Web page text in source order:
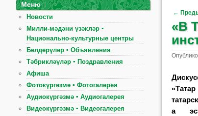
←
«В
а
Меню
Новости
Милли-мәдәни үзәкләр ▪
Национально-культурные центры
Белдерүләр ▪ Объявления
Тәбрикләүләр ▪ Поздравления
Афиша
Фотокүргәзмә ▪ Фотогалерея
Аудиокүргәзмә ▪ Аудиогалерея
Видеокүргәзмә ▪ Видеогалерея